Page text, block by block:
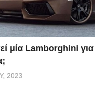
μία Lamborghini
2023